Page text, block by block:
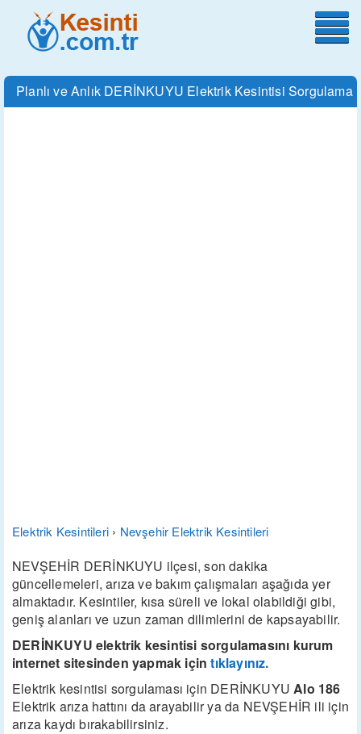
Planlı ve Anlık DERİNKUYU Elektrik Kesintisi Sorgulama
Elektrik Kesintileri › Nevşehir Elektrik Kesintileri
NEVŞEHİR DERİNKUYU ilçesi, son dakika
güncellemeleri, arıza ve bakım çalışmaları aşağıda yer
almaktadır. Kesintiler, kısa süreli ve lokal olabildiği gibi,
geniş alanları ve uzun zaman dilimlerini de kapsayabilir.
DERİNKUYU elektrik kesintisi sorgulamasını kurum
internet sitesinden yapmak içintıklayınız.
Elektrik kesintisi sorgulaması için DERİNKUYU Alo 186
Elektrik arıza hattını da arayabilir ya da NEVŞEHİR ili için
arıza kaydı bırakabilirsiniz.